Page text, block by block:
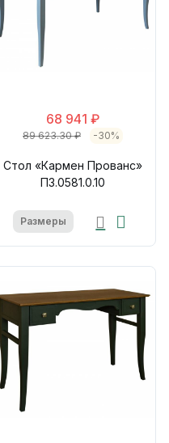
68 941 ₽
89 623.30 ₽ -30%
Стол «Кармен Прованс»
П3.0581.0.10
Размеры